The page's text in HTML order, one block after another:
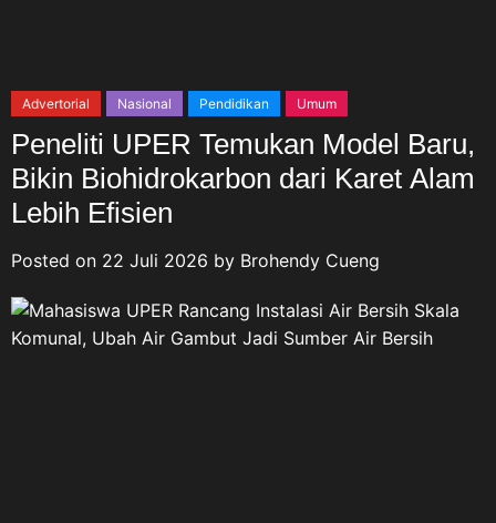
Advertorial Nasional Pendidikan Umum
Peneliti UPER Temukan Model Baru,
Bikin Biohidrokarbon dari Karet Alam
Lebih Efisien
Posted on 22 Juli 2026 by Brohendy Cueng